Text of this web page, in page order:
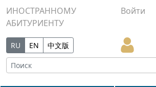
ИНОСТРАННОМУ
АБИТУРИЕНТУ
Войти
RU EN 中文版